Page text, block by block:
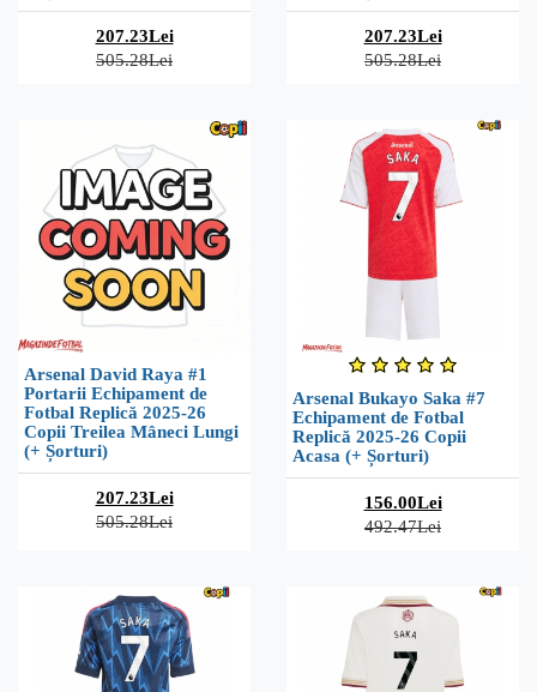
207.23Lei
505.28Lei
207.23Lei
505.28Lei
Arsenal David Raya #1
Portarii Echipament de
Fotbal Replică 2025-26
Copii Treilea Mâneci Lungi
(+ Șorturi)
207.23Lei
505.28Lei
Arsenal Bukayo Saka #7
Echipament de Fotbal
Replică 2025-26 Copii
Acasa (+ Șorturi)
156.00Lei
492.47Lei